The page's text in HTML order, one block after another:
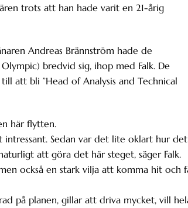
trots att han hade varit en 21-årig
Andreas Brännström hade de
bredvid sig, ihop med Falk. De
att bli ”Head of Analysis and Technical
här flytten.
intressant. Sedan var det lite oklart hur det
att göra det här steget, säger Falk.
också en stark vilja att komma hit och
på planen, gillar att driva mycket, vill